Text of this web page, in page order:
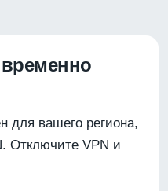
для вашего региона,
Отключите VPN и